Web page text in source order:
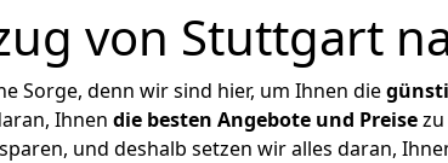
von Stuttgart
Sorge, denn wir sind hier, um Ihnen die
Ihnen die besten Angebote und Preisezu
und deshalb setzen wir alles daran,